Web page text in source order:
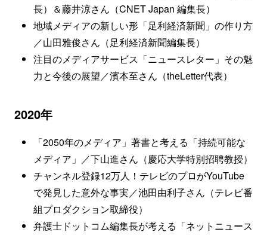
長）＆藤井涼さん（CNET Japan 編集長）
地域メディアの新しい形「足利経済新聞」の作り方
／山田雅俊さん（足利経済新聞編集長）
注目のメディアサービス「ニュースレター」その魅
力と今後の展望／濱本至さん（theLetter代表）
2020年
「2050年のメディア」著書と考える「持続可能な
メディア」／下山進さん（慶応大学特別招聘教授）
チャンネル登録12万人！テレビのプロがYouTube
で発見した意外な事実／池田由利子さん（テレビ番
組プロダクション取締役）
弁護士ドットコム編集長が考える「ネットニュース